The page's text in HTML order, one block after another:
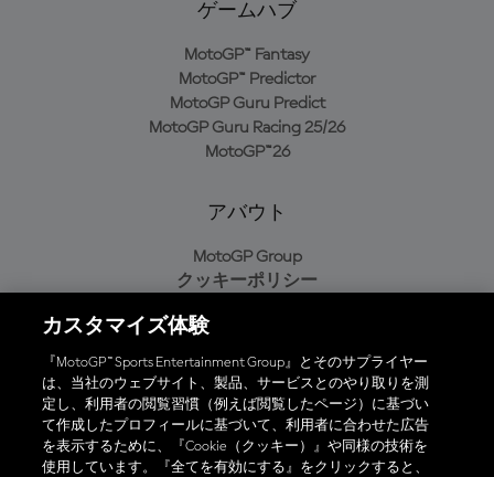
ゲームハブ
MotoGP™ Fantasy
MotoGP™ Predictor
MotoGP Guru Predict
MotoGP Guru Racing 25/26
MotoGP™26
アバウト
MotoGP Group
クッキーポリシー
プライバシーポリシー
購入ポリシー
オフィシャルアプリ
カスタマイズ体験
『MotoGP™ Sports Entertainment Group』とそのサプライヤー
は、当社のウェブサイト、製品、サービスとのやり取りを測
定し、利用者の閲覧習慣（例えば閲覧したページ）に基づい
て作成したプロフィールに基づいて、利用者に合わせた広告
を表示するために、『Cookie（クッキー）』や同様の技術を
使用しています。『全てを有効にする』をクリックすると、